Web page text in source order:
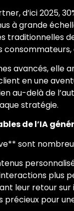
d’ici 2025,
à grande
traditionnelles
avancés,
en une
au-delà de
stratégie.
de l’IA
sont
plus
leur retour sur
précieux pour